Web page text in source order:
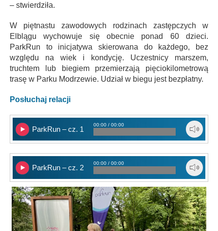
– stwierdziła.
W piętnastu zawodowych rodzinach zastępczych w
Elblągu wychowuje się obecnie ponad 60 dzieci.
ParkRun to inicjatywa skierowana do każdego, bez
względu na wiek i kondycję. Uczestnicy marszem,
truchtem lub biegiem przemierzają pięciokilometrową
trasę w Parku Modrzewie. Udział w biegu jest bezpłatny.
Posłuchaj relacji
ParkRun – cz. 1
00:00 / 00:00
ParkRun – cz. 2
00:00 / 00:00